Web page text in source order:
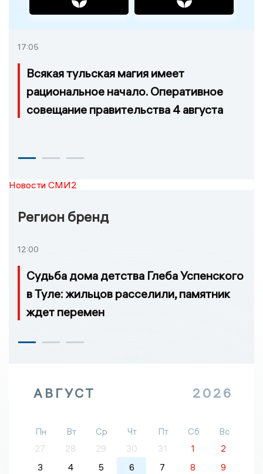
17:05
Всякая тульская магия имеет
рациональное начало. Оперативное
совещание правительства 4 августа
Новости СМИ2
Регион бренд
12:00
Судьба дома детства Глеба Успенского
в Туле: жильцов расселили, памятник
ждет перемен
АВГУСТ 2026
Пн Вт Ср Чт Пт Сб
Вс
27
28 29 30 31 1
2
3
4 5 6 7 8
9